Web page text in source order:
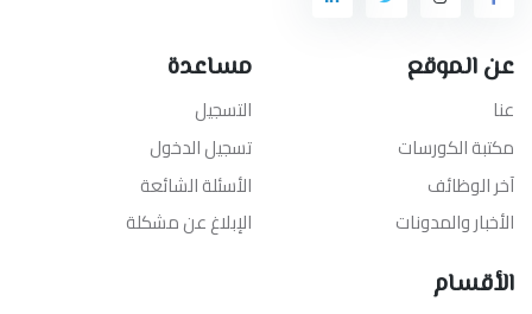
عن الموقع
عنا
مكتبة الكورسات
آخر الوظائف
الأخبار والمدونات
مساعدة
التسجيل
تسجيل الدخول
الأسئلة الشائعة
الإبلاغ عن مشكلة
الأقسام